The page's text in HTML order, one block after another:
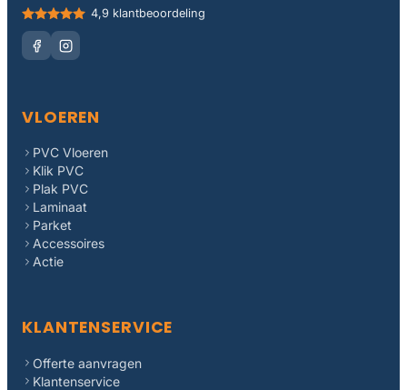
4,9 klantbeoordeling
VLOEREN
PVC Vloeren
Klik PVC
Plak PVC
Laminaat
Parket
Accessoires
Actie
KLANTENSERVICE
Offerte aanvragen
Klantenservice